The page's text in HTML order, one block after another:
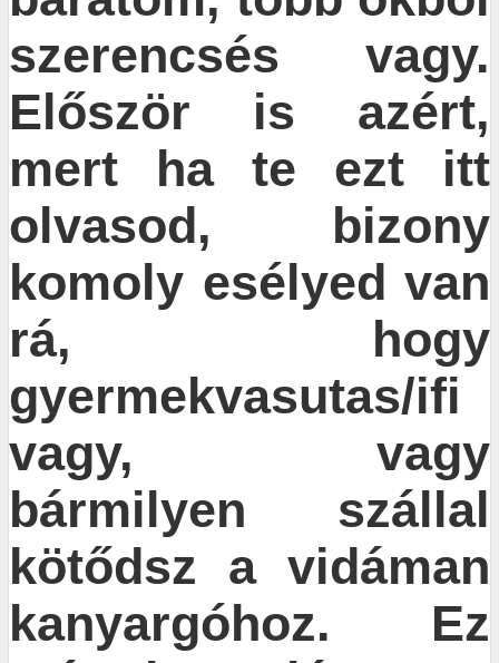
szerencsés vagy.
Először is azért,
mert ha te ezt itt
olvasod, bizony
komoly esélyed van
rá, hogy
gyermekvasutas/ifi
vagy, vagy
bármilyen szállal
kötődsz a vidáman
kanyargóhoz. Ez